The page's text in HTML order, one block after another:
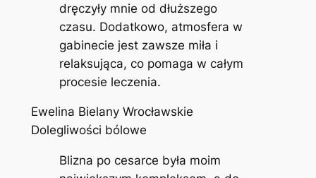
dręczyły mnie od dłuższego
czasu. Dodatkowo, atmosfera w
gabinecie jest zawsze miła i
relaksująca, co pomaga w całym
procesie leczenia.
Ewelina Bielany Wrocławskie
Dolegliwości bólowe
Blizna po cesarce była moim